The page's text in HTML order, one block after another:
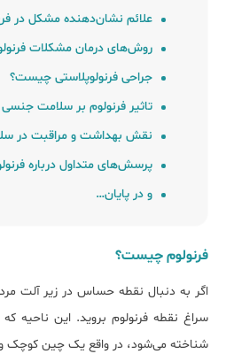
علائم نشان‌دهنده مشکل در
روش‌های درمان مشکلات
جراحی فرنولوپلاستی چیست؟
تاثیر فرنولوم بر سلامت جنسی
نقش بهداشت و مراقبت در
پرسش‌های متداول درباره
و در پایان…
فرنولوم چیست؟
اگر به دنبال نقطه حساس در زیر آلت
سراغ نقطه فرنولوم بروید. این ناحیه
شناخته می‌شود، در واقع یک چین کوچک